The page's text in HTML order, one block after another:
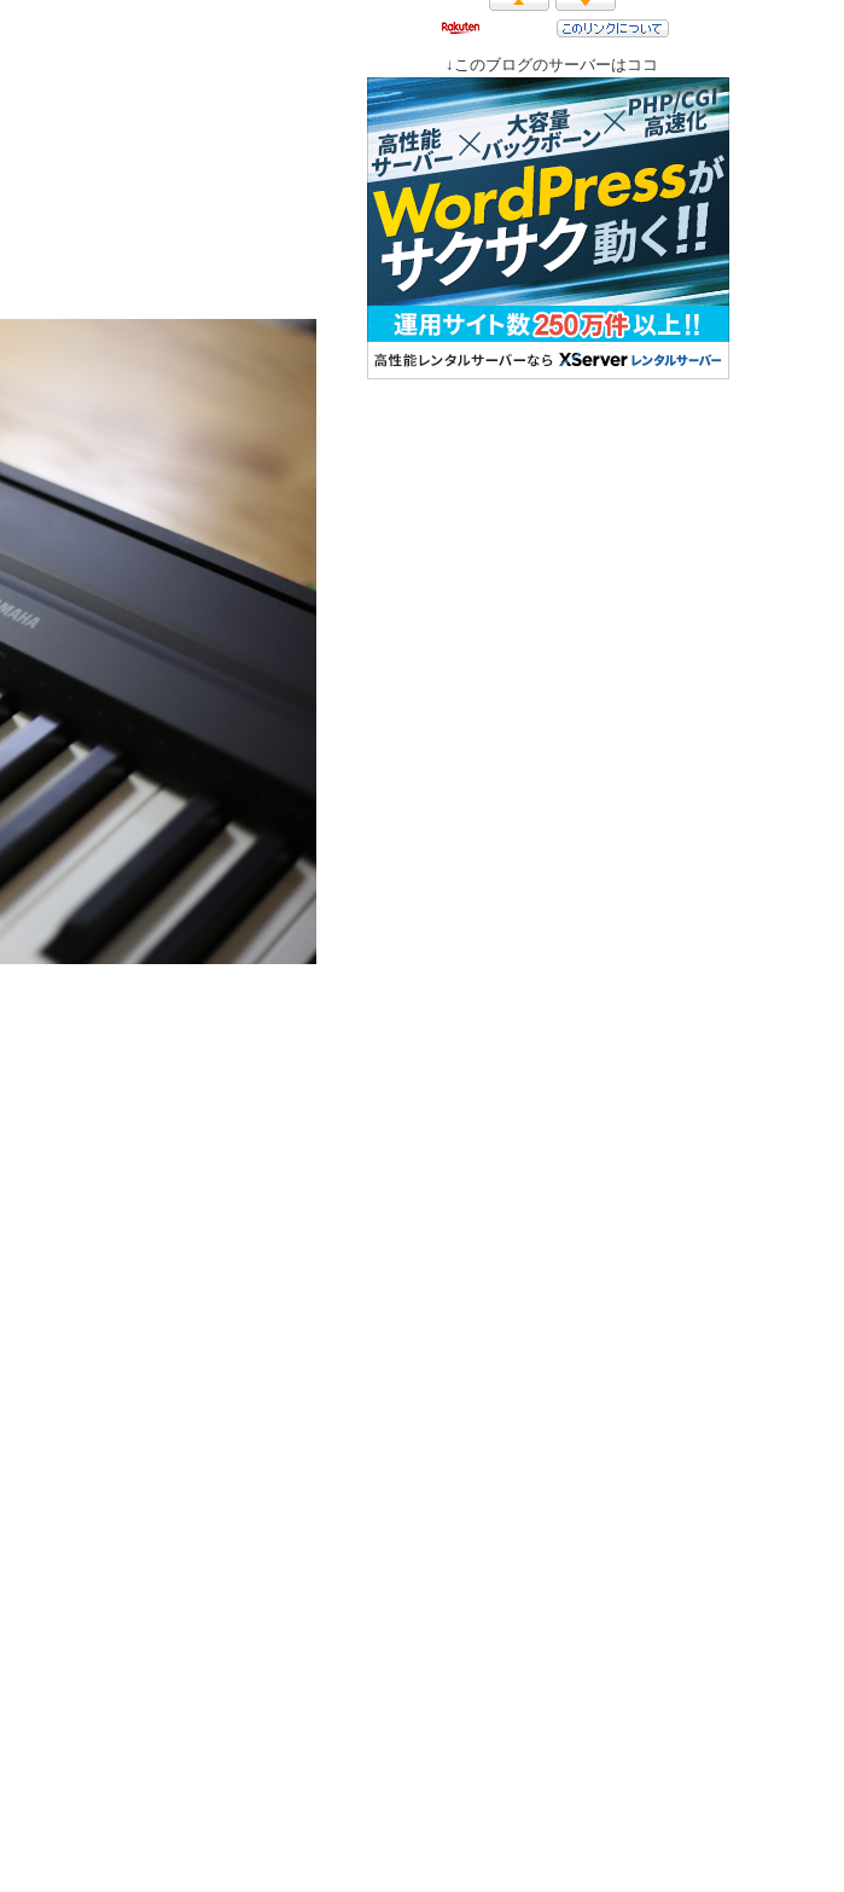
↓このブログのサーバーはココ